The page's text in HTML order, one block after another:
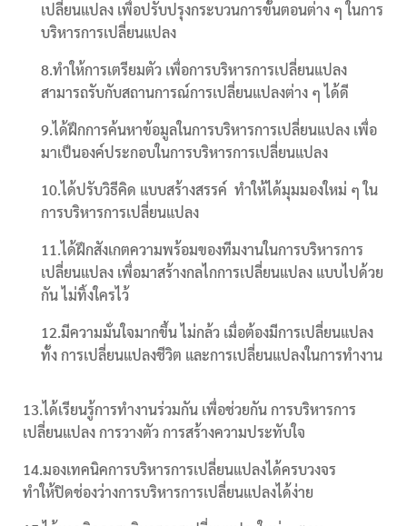
เปลี่ยนแปลง เพื่อปรับปรุงกระบวนการขั้นตอนต่าง ๆ ในการ
บริหารการเปลี่ยนแปลง
8.ทำให้การเตรียมตัว เพื่อการบริหารการเปลี่ยนแปลง
สามารถรับกับสถานการณ์การเปลี่ยนแปลงต่าง ๆ ได้ดี
9.ได้ฝึกการค้นหาข้อมูลในการบริหารการเปลี่ยนแปลง เพื่อ
มาเป็นองค์ประกอบในการบริหารการเปลี่ยนแปลง
10.ได้ปรับวิธีคิด แบบสร้างสรรค์ ทำให้ได้มุมมองใหม่ ๆ ใน
การบริหารการเปลี่ยนแปลง
11.ได้ฝึกสังเกตความพร้อมของทีมงานในการบริหารการ
เปลี่ยนแปลง เพื่อมาสร้างกลไกการเปลี่ยนแปลง แบบไปด้วย
กัน ไม่ทิ้งใครไว้
12.มีความมั่นใจมากขึ้น ไม่กล้ว เมื่อต้องมีการเปลี่ยนแปลง
ทั้ง การเปลี่ยนแปลงชีวิต และการเปลี่ยนแปลงในการทำงาน
13.ได้เรียนรู้การทำงานร่วมกัน เพื่อช่วยกัน การบริหารการ
เปลี่ยนแปลง การวางตัว การสร้างความประทับใจ
14.มองเทคนิคการบริหารการเปลี่ยนแปลงได้ครบวงจร
ทำให้ปิดช่องว่างการบริหารการเปลี่ยนแปลงได้ง่าย